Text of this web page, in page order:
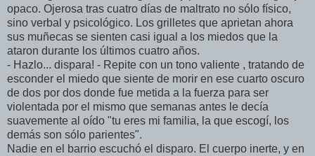
opaco. Ojerosa tras cuatro días de maltrato no sólo físico,
sino verbal y psicológico. Los grilletes que aprietan ahora
sus muñecas se sienten casi igual a los miedos que la
ataron durante los últimos cuatro años.
- Hazlo... dispara! - Repite con un tono valiente , tratando de
esconder el miedo que siente de morir en ese cuarto oscuro
de dos por dos donde fue metida a la fuerza para ser
violentada por el mismo que semanas antes le decía
suavemente al oído "tu eres mi familia, la que escogí, los
demás son sólo parientes".
Nadie en el barrio escuchó el disparo. El cuerpo inerte, y en